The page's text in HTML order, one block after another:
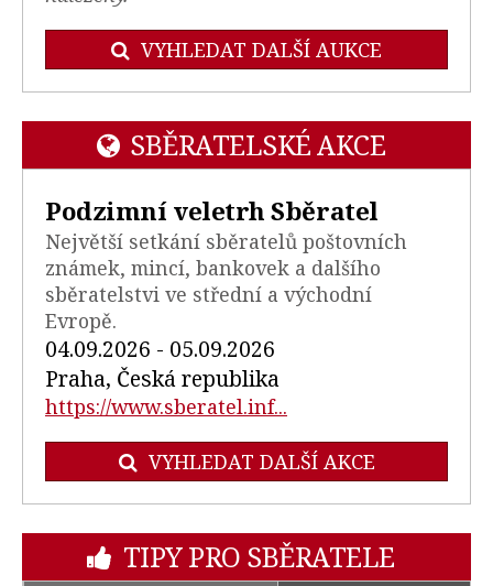
VYHLEDAT DALŠÍ AUKCE
SBĚRATELSKÉ AKCE
Podzimní veletrh Sběratel
Největší setkání sběratelů poštovních
známek, mincí, bankovek a dalšího
sběratelstvi ve střední a východní
Evropě.
04.09.2026 - 05.09.2026
Praha, Česká republika
https://www.sberatel.inf...
VYHLEDAT DALŠÍ AKCE
TIPY PRO SBĚRATELE